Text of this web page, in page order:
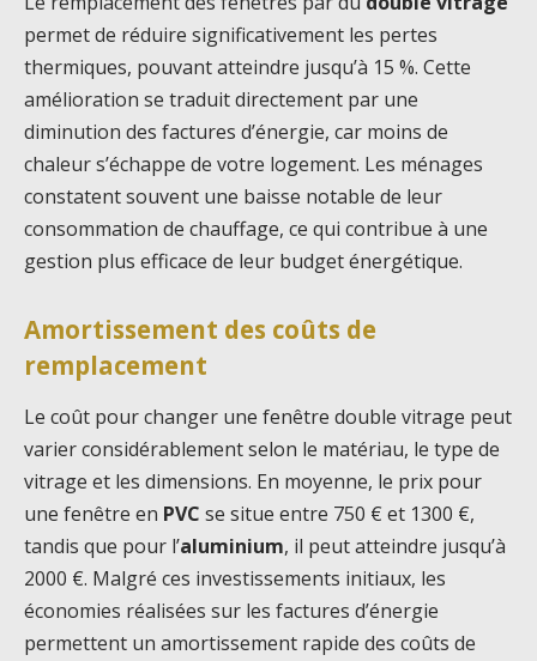
permet de réduire significativement les pertes
thermiques, pouvant atteindre jusqu’à 15 %. Cette
amélioration se traduit directement par une
diminution des factures d’énergie, car moins de
chaleur s’échappe de votre logement. Les ménages
constatent souvent une baisse notable de leur
consommation de chauffage, ce qui contribue à une
gestion plus efficace de leur budget énergétique.
Amortissement des coûts de
remplacement
Le coût pour changer une fenêtre double vitrage peut
varier considérablement selon le matériau, le type de
vitrage et les dimensions. En moyenne, le prix pour
une fenêtre en PVC se situe entre 750 € et 1300 €,
tandis que pour l’aluminium, il peut atteindre jusqu’à
2000 €. Malgré ces investissements initiaux, les
économies réalisées sur les factures d’énergie
permettent un amortissement rapide des coûts de